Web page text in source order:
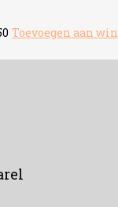
Toevoegen aan